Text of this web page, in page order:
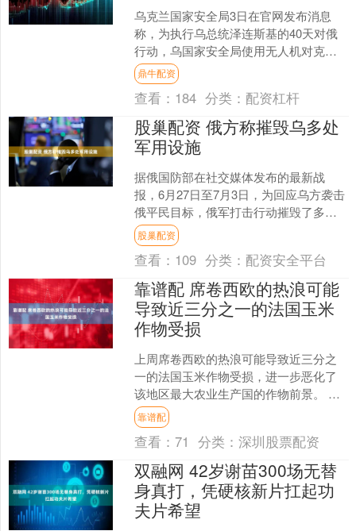
乌克兰国家安全局3日在官网发布消息
称，为执行乌总统泽连斯基的40天对俄
行动，乌国家安全局使用无人机对克里
米亚两座军用机场实施了打击。萨基机
场存放苏-30SM、苏....
鼎牛配资
查看： 184 分类： 配资杠杆
股巢配资 俄方称摧毁乌多处
军用设施
据俄国防部在社交媒体发布的最新战
报，6月27日至7月3日，为回应乌方袭击
俄平民目标，俄军打击行动摧毁了多处
乌克兰军工设施、乌军使用的燃料电力
和运输物流设施、乌方....
股巢配资
查看： 109 分类： 配资安全平台
靠谱配 席卷西欧的热浪可能
导致近三分之一的法国玉米
作物受损
上周席卷西欧的热浪可能导致近三分之
一的法国玉米作物受损，进一步恶化了
该地区最大农业生产国的作物前景。 据
法国农业部初步估计，极端天气导致法
国玉米产量损失高达30....
靠谱配
查看：71 分类：深圳股票配资
双融网 42岁谢苗300场无替
身真打，凭硬核新片扛起功
夫片希望